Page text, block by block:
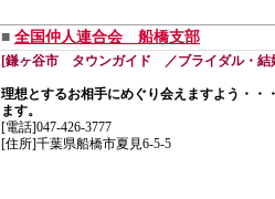
■ 全国仲人連合会 船橋支部
[鎌ヶ谷市 タウンガイド ／ブライダル・結
理想とするお相手にめぐり会えますよう・・
ます。
[電話]047-426-3777
[住所]千葉県船橋市夏見6-5-5